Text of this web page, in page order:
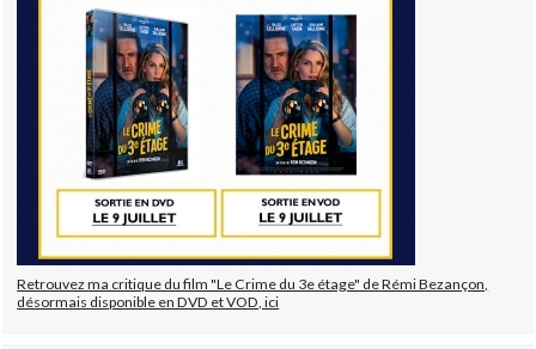
Retrouvez ma critique du film "Le Crime du 3e étage" de Rémi Bezançon,
désormais disponible en DVD et VOD, ici